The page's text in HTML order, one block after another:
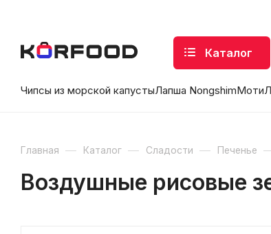
Каталог
Чипсы из морской капустыЛапша NongshimМоти
Главная — Каталог — Сладости — Печенье
Воздушные рисовые